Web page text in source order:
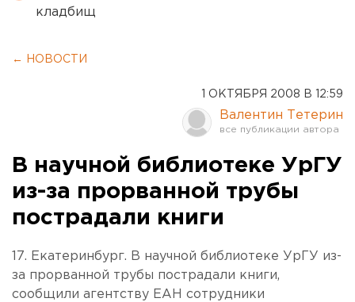
кладбищ
← НОВОСТИ
1 ОКТЯБРЯ 2008 В 12:59
Валентин Тетерин
В научной библиотеке УрГУ
из-за прорванной трубы
пострадали книги
17. Екатеринбург. В научной библиотеке УрГУ из-
за прорванной трубы пострадали книги,
сообщили агентству ЕАН сотрудники